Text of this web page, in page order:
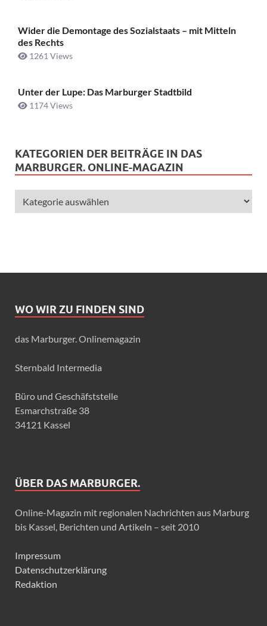
Wider die Demontage des Sozialstaats – mit Mitteln
des Rechts
1261 Views
Unter der Lupe: Das Marburger Stadtbild
1174 Views
KATEGORIEN DER BEITRÄGE IN DAS
MARBURGER. ONLINE-MAGAZIN
WO WIR ZU FINDEN SIND
das Marburger. Onlinemagazin
Sternbald Intermedia
Büro und Geschäfststelle
Esmarchstraße 38
34121 Kassel
ÜBER DAS MARBURGER.
Online-Magazin mit regionalen Nachrichten aus Marburg
bis Kassel, Berichten und Artikeln – seit 2010
Impressum
Datenschutzerklärung
Redaktion